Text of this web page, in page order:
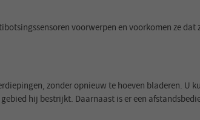
voorwerpen en voorkomen ze dat
zonder opnieuw te hoeven bladeren. U
hij bestrijkt. Daarnaast is er een